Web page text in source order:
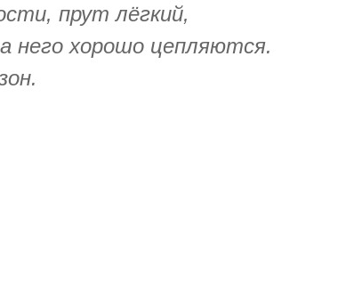
прут лёгкий,
него хорошо цепляются.